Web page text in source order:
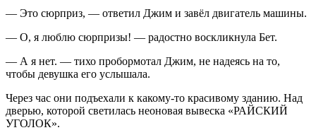
— Это сюрприз, — ответил Джим и завёл двигатель машины.
— О, я люблю сюрпризы! — радостно воскликнула Бет.
— А я нет. — тихо пробормотал Джим, не надеясь на то,
чтобы девушка его услышала.
Через час они подъехали к какому-то красивому зданию. Над
дверью, которой светилась неоновая вывеска «РАЙСКИЙ
УГОЛОК».